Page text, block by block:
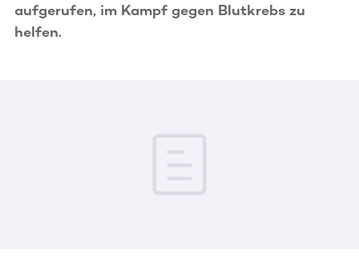
aufgerufen, im Kampf gegen Blutkrebs zu
helfen.